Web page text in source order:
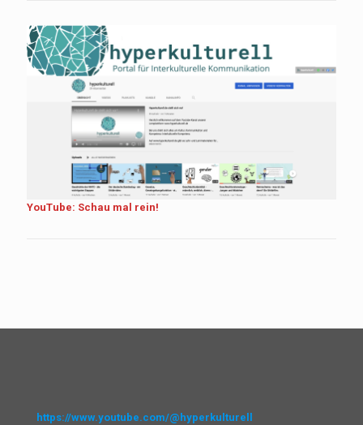
YouTube: Schau mal rein!
https://www.youtube.com/@hyperkulturell